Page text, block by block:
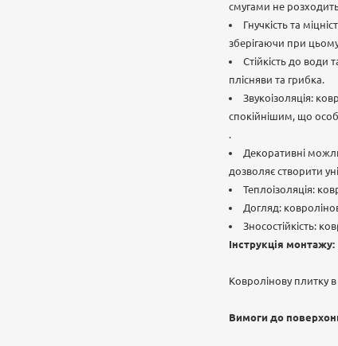
смугами не
Гнучкість та
зберігаючи при цьому
Стійкість до води
плісняви та грибка.
Звукоізоляція:
спокійнішим, що
.
Декоративні
дозволяє створити
Теплоізоляція:
Догляд:
Зносостійкість:
Інструкція монтажу:
Ковролінову плитку
Вимоги до